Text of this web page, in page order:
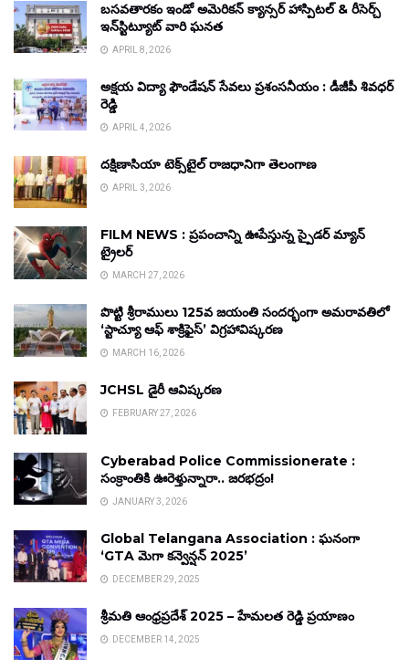
బసవతారకం ఇండో అమెరికన్ క్యాన్సర్ హాస్పిటల్ & రీసెర్చ్
ఇన్‌స్టిట్యూట్ వారి ఘనత
APRIL 8, 2026
అక్షయ విద్యా ఫౌండేషన్ సేవలు ప్రశంసనీయం : డీజీపీ శివధర్
రెడ్డి
APRIL 4, 2026
దక్షిణాసియా టెక్స్‌టైల్ రాజధానిగా తెలంగాణ
APRIL 3, 2026
FILM NEWS : ప్రపంచాన్ని ఊపేస్తున్న స్పైడర్ మ్యాన్
ట్రైలర్
MARCH 27, 2026
పొట్టి శ్రీరాములు 125వ జయంతి సందర్భంగా అమరావతిలో
‘స్టాచ్యూ ఆఫ్ శాక్రిఫైస్’ విగ్రహావిష్కరణ
MARCH 16, 2026
JCHSL డైరీ ఆవిష్కరణ
FEBRUARY 27, 2026
Cyberabad Police Commissionerate :
సంక్రాంతికి ఊరెళ్తున్నారా.. జరభద్రం!
JANUARY 3, 2026
Global Telangana Association : ఘనంగా
‘GTA మెగా కన్వెన్షన్ 2025’
DECEMBER 29, 2025
శ్రీమతి ఆంధ్రప్రదేశ్ 2025 – హేమలత రెడ్డి ప్రయాణం
DECEMBER 14, 2025